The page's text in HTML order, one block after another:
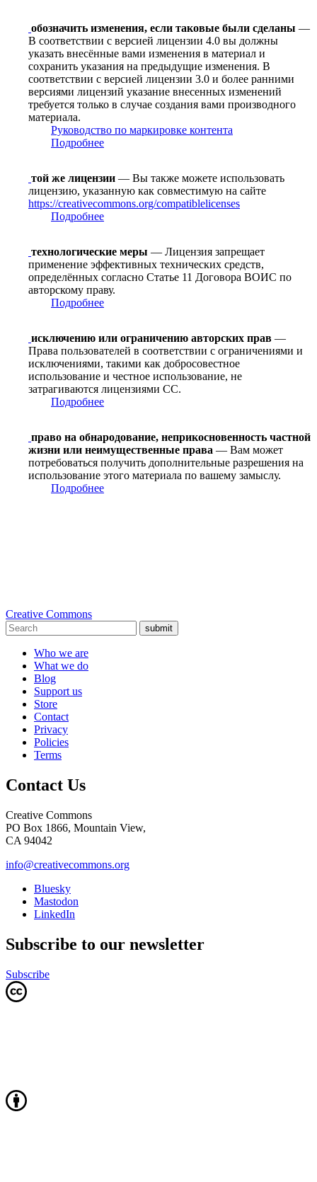
обозначить изменения, если таковые были сделаны —
В соответствии с версией лицензии 4.0 вы должны
указать внесённые вами изменения в материал и
сохранить указания на предыдущие изменения. В
соответствии с версией лицензии 3.0 и более ранними
версиями лицензий указание внесенных изменений
требуется только в случае создания вами производного
материала.
Руководство по маркировке контента
Подробнее
той же лицензии — Вы также можете использовать
лицензию, указанную как совместимую на сайте
https://creativecommons.org/compatiblelicenses
Подробнее
технологические меры — Лицензия запрещает
применение эффективных технических средств,
определённых согласно Статье 11 Договора ВОИС по
авторскому праву.
Подробнее
исключению или ограничению авторских прав —
Права пользователей в соответствии с ограничениями и
исключениями, такими как добросовестное
использование и честное использование, не
затрагиваются лицензиями CC.
Подробнее
право на обнародование, неприкосновенность частной
жизни или неимущественные права — Вам может
потребоваться получить дополнительные разрешения на
использование этого материала по вашему замыслу.
Подробнее
Creative Commons
submit
Who we are
What we do
Blog
Support us
Store
Contact
Privacy
Policies
Terms
Contact Us
Creative Commons
PO Box 1866, Mountain View,
CA 94042
info@creativecommons.org
Bluesky
Mastodon
LinkedIn
Subscribe to our newsletter
Subscribe